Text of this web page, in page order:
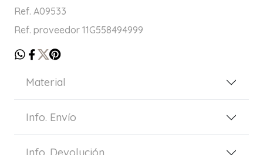
Ref. A09533
Ref. proveedor 11G558494999
Material
Info. Envío